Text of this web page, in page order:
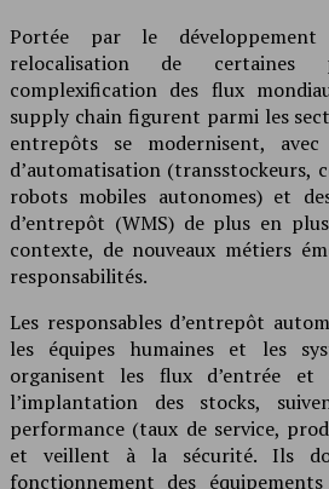
Portée par le
relocalisation de
complexification des flux
supply chain figurent parmi les
entrepôts se modernisent, avec
d’automatisation (transstockeurs,
robots mobiles autonomes) et
d’entrepôt (WMS) de plus en
contexte, de nouveaux métiers
responsabilités.
Les responsables d’entrepôt
les équipes humaines et les
organisent les flux d’entrée et
l’implantation des stocks,
performance (taux de service,
et veillent à la sécurité. Ils
fonctionnement des